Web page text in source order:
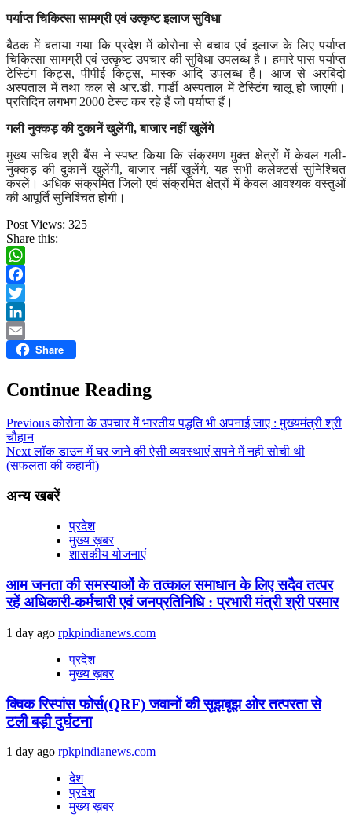
पर्याप्त चिकित्सा सामग्री एवं उत्कृष्ट इलाज सुविधा
बैठक में बताया गया कि प्रदेश में कोरोना से बचाव एवं इलाज के लिए पर्याप्त
चिकित्सा सामग्री एवं उत्कृष्ट उपचार की सुविधा उपलब्ध है। हमारे पास पर्याप्त
टेस्टिंग किट्स, पीपीई किट्स, मास्क आदि उपलब्ध हैं। आज से अरबिंदो
अस्पताल में तथा कल से आर.डी. गार्डी अस्पताल में टेस्टिंग चालू हो जाएगी।
प्रतिदिन लगभग 2000 टेस्ट कर रहे हैं जो पर्याप्त हैं।
गली नुक्कड़ की दुकानें खुलेंगी,बाजार नहीं खुलेंगे
मुख्य सचिव श्री बैंस ने स्पष्ट किया कि संक्रमण मुक्त क्षेत्रों में केवल गली-
नुक्कड़ की दुकानें खुलेंगी, बाजार नहीं खुलेंगे,यह सभी कलेक्टर्स सुनिश्चित
करलें। अधिक संक्रमित जिलों एवं संक्रमित क्षेत्रों में केवल आवश्यक वस्तुओं
की आपूर्ति सुनिश्चित होगी।
Post Views: 325
Share this:
WhatsApp
Facebook
Twitter
LinkedIn
Email Share
Continue Reading
Previousकोरोना के उपचार में भारतीय पद्धति भी अपनाई जाए : मुख्यमंत्री श्री
चौहान
Nextलॉक डाउन में घर जाने की ऐसी व्यवस्थाएं सपने में नही सोची थी
(सफलता की कहानी)
अन्य खबरें
प्रदेश
मुख्य ख़बर
शासकीय योजनाएं
आम जनता की समस्याओं के तत्काल समाधान के लिए सदैव तत्पर
रहें अधिकारी-कर्मचारी एवं जनप्रतिनिधि : प्रभारी मंत्री श्री परमार
1 day ago rpkpindianews.com
प्रदेश
मुख्य ख़बर
क्विक रिस्पांस फोर्स(QRF) जवानों की सूझबूझ ओर तत्परता से
टली बड़ी दुर्घटना
1 day ago rpkpindianews.com
देश
प्रदेश
मुख्य ख़बर